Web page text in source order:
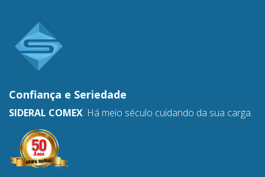
Confiança e Seriedade
SIDERAL COMEX. Há meio século cuidando da sua carga.